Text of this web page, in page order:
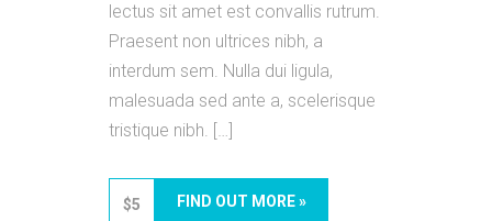
lectus sit amet est convallis rutrum.
Praesent non ultrices nibh, a
interdum sem. Nulla dui ligula,
malesuada sed ante a, scelerisque
tristique nibh. […]
$5 FIND OUT MORE »